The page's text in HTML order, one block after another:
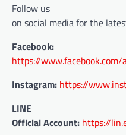
Follow us
on social media for the
Facebook:
https://
Instagram: https://
LINE
Official Account: https://